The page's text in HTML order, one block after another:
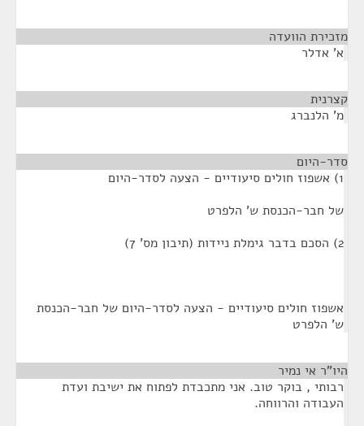
מזכירת הוועדה
א' אדלר
קצרנית
מ' הלנברג
סדר-היום
1) אשפוז חולים סיעודיים - הצעה לסדר-היום
של חבר-הכנסת ש' הלפרט
2) הסכם בדבר גימלת ניידות (תיבון מס' 7)
אשפוז חולים סיעודיים - הצעה לסדר-היום של חבר-הכנסת
ש' הלפרט
היו"ר אי נמיר
רבותי , בוקר טוב. אני מתכבדת לפתוח את ישיבת ועדת
העבודה והרווחה.